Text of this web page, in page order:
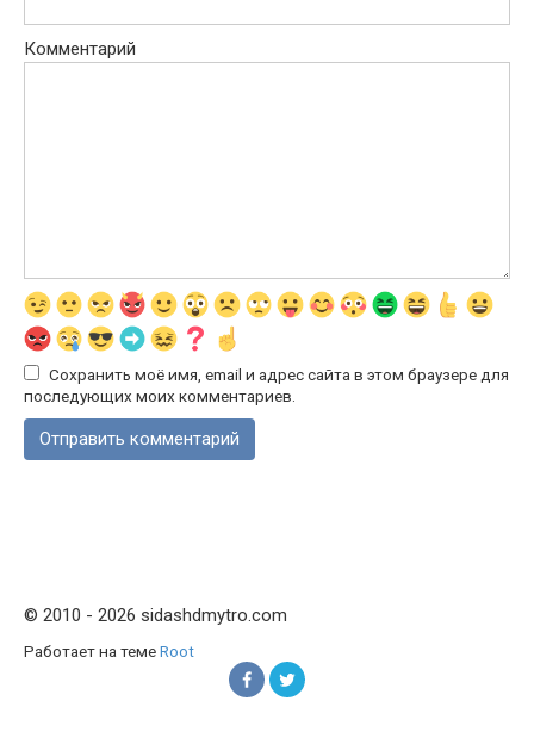
Комментарий
Сохранить моё имя, email и адрес сайта в этом браузере для
последующих моих комментариев.
© 2010 - 2026 sidashdmytro.com
Работает на темеRoot